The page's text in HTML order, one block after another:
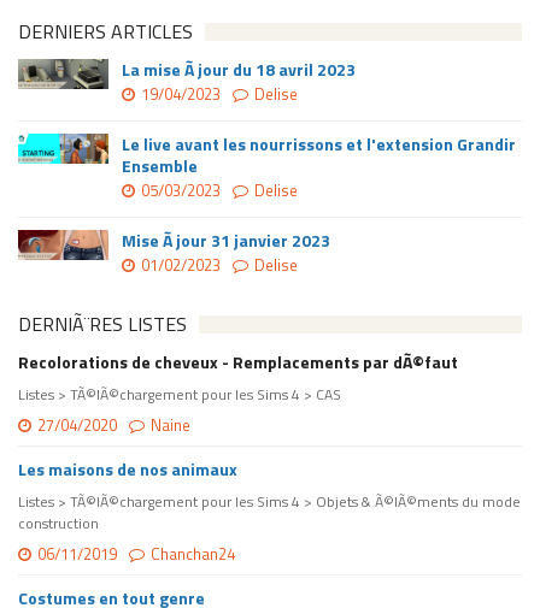
DERNIERS ARTICLES
La mise Ã jour du 18 avril 2023
19/04/2023 Delise
Le live avant les nourrissons et l'extension Grandir
Ensemble
05/03/2023 Delise
Mise Ã jour 31 janvier 2023
01/02/2023 Delise
DERNIÃ¨RES LISTES
Recolorations de cheveux - Remplacements par dÃ©faut
Listes > TÃ©lÃ©chargement pour les Sims 4 > CAS
27/04/2020 Naine
Les maisons de nos animaux
Listes > TÃ©lÃ©chargement pour les Sims 4 > Objets & Ã©lÃ©ments du mode
construction
06/11/2019 Chanchan24
Costumes en tout genre